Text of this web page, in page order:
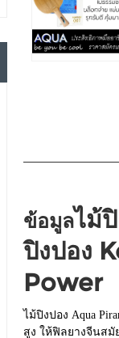
ข้อมูลไม้
ปิงปอง
Power
ไม้ปิงปอง Aqua
สูง ให้ฟิลยางจีนสมั